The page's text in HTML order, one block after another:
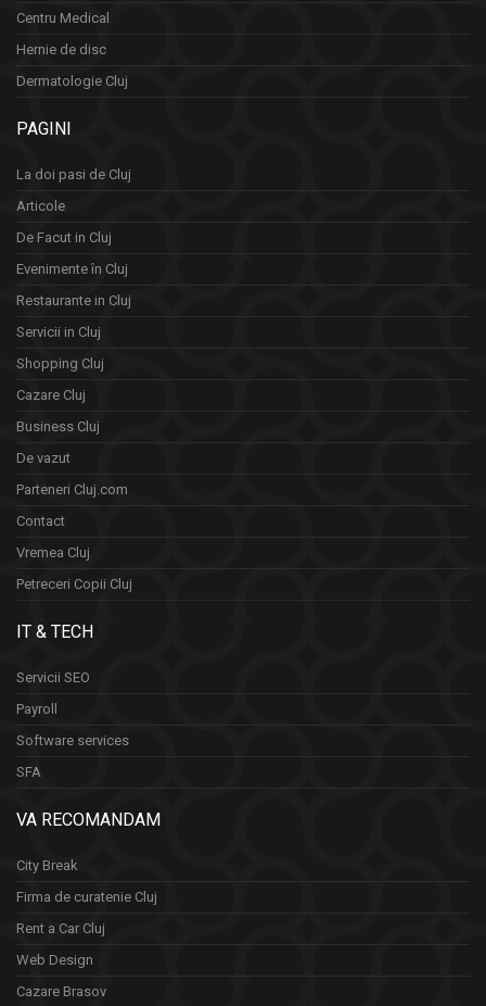
Centru Medical
Hernie de disc
Dermatologie Cluj
PAGINI
La doi pasi de Cluj
Articole
De Facut in Cluj
Evenimente în Cluj
Restaurante in Cluj
Servicii in Cluj
Shopping Cluj
Cazare Cluj
Business Cluj
De vazut
Parteneri Cluj.com
Contact
Vremea Cluj
Petreceri Copii Cluj
IT & TECH
Servicii SEO
Payroll
Software services
SFA
VA RECOMANDAM
City Break
Firma de curatenie Cluj
Rent a Car Cluj
Web Design
Cazare Brasov